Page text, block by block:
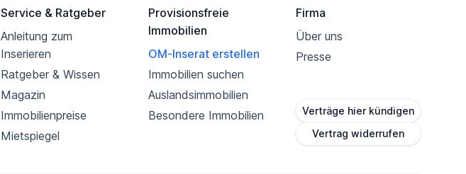
Service & Ratgeber
Anleitung zum
Inserieren
Ratgeber & Wissen
Magazin
Immobilienpreise
Mietspiegel
Provisionsfreie
Immobilien
OM-Inserat erstellen
Immobilien suchen
Auslandsimmobilien
Besondere Immobilien
Firma
Über uns
Presse
Verträge hier kündigen
Vertrag widerrufen